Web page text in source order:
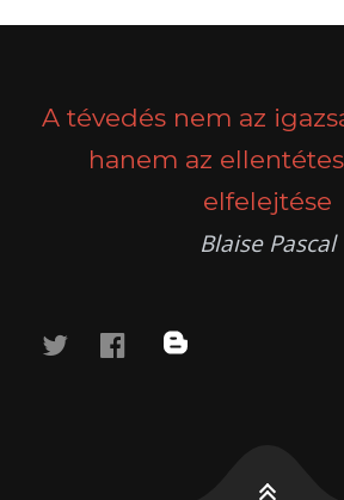
A tévedés nem az
hanem az
elfelejtése
Blaise Pascal
twitterfacebook
blog